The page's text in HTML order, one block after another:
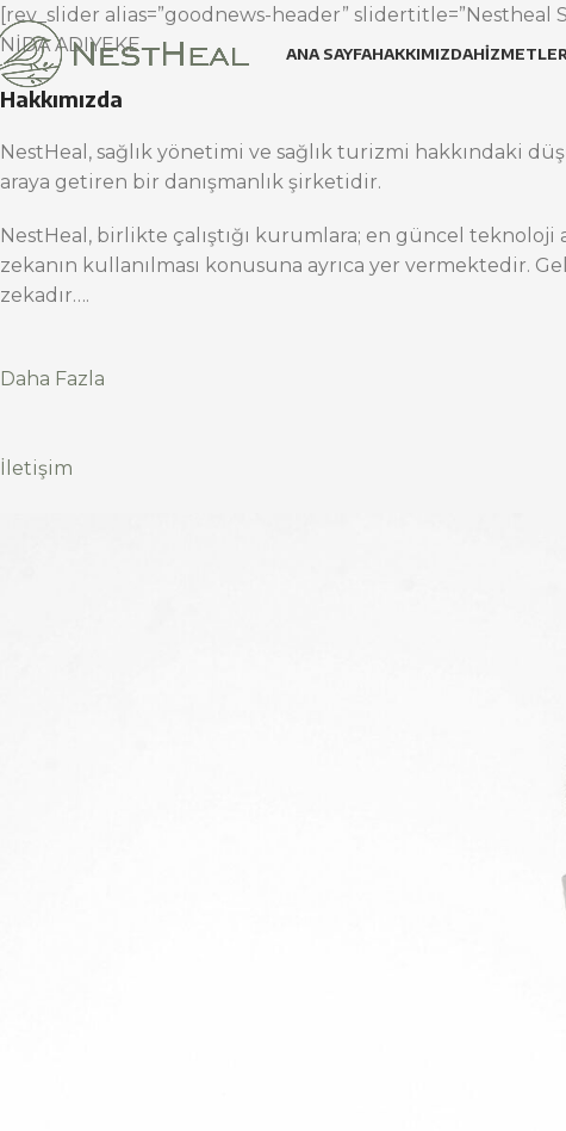
ANA SAYFAHAKKIMIZDA
[rev_slider alias=”goodnews-header” slidertitle=”Nestheal
NİDA ADIYEKE
Hakkımızda
NestHeal, sağlık yönetimi ve sağlık turizmi hakkındaki
araya getiren bir danışmanlık şirketidir.
NestHeal, birlikte çalıştığı kurumlara; en güncel
zekanın kullanılması konusuna ayrıca yer vermektedir.
zekadır….
Daha Fazla
İletişim